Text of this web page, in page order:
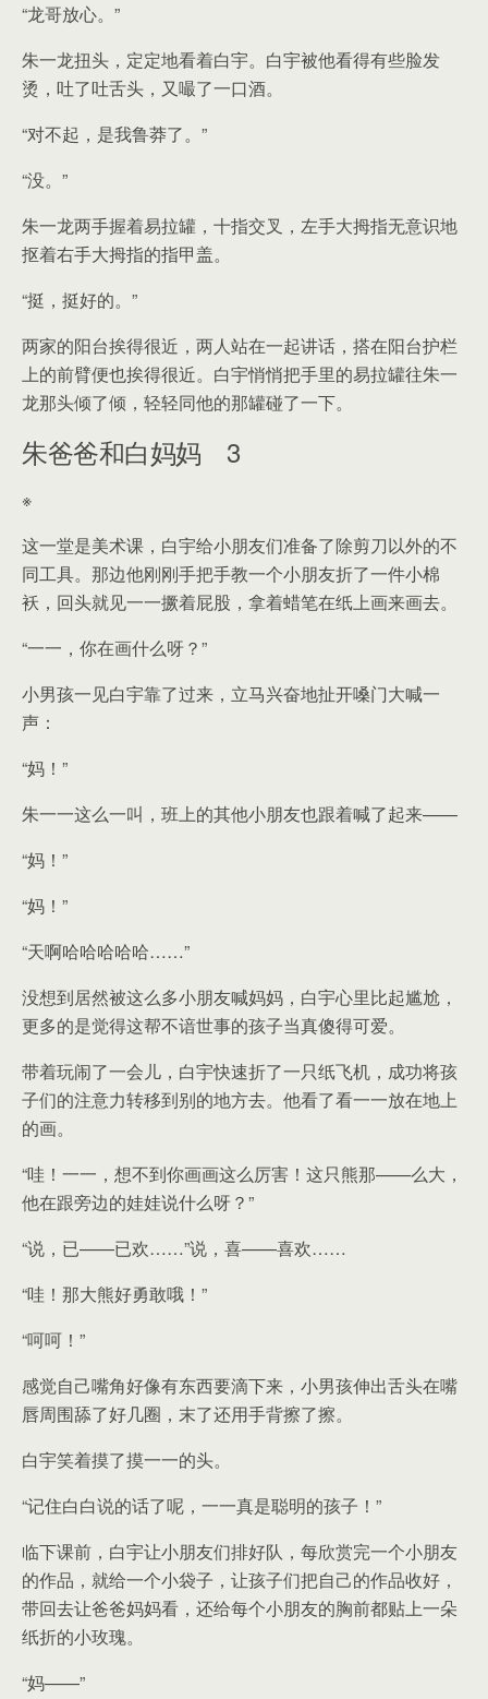
“龙哥放心。”
朱一龙扭头，定定地看着白宇。白宇被他看得有些脸发
烫，吐了吐舌头，又嘬了一口酒。
“对不起，是我鲁莽了。”
“没。”
朱一龙两手握着易拉罐，十指交叉，左手大拇指无意识地
抠着右手大拇指的指甲盖。
“挺，挺好的。”
两家的阳台挨得很近，两人站在一起讲话，搭在阳台护栏
上的前臂便也挨得很近。白宇悄悄把手里的易拉罐往朱一
龙那头倾了倾，轻轻同他的那罐碰了一下。
朱爸爸和白妈妈 3
※
这一堂是美术课，白宇给小朋友们准备了除剪刀以外的不
同工具。那边他刚刚手把手教一个小朋友折了一件小棉
袄，回头就见一一撅着屁股，拿着蜡笔在纸上画来画去。
“一一，你在画什么呀？”
小男孩一见白宇靠了过来，立马兴奋地扯开嗓门大喊一
声：
“妈！”
朱一一这么一叫，班上的其他小朋友也跟着喊了起来——
“妈！”
“妈！”
“天啊哈哈哈哈哈……”
没想到居然被这么多小朋友喊妈妈，白宇心里比起尴尬，
更多的是觉得这帮不谙世事的孩子当真傻得可爱。
带着玩闹了一会儿，白宇快速折了一只纸飞机，成功将孩
子们的注意力转移到别的地方去。他看了看一一放在地上
的画。
“哇！一一，想不到你画画这么厉害！这只熊那——么大，
他在跟旁边的娃娃说什么呀？”
“说，已——已欢……”说，喜——喜欢……
“哇！那大熊好勇敢哦！”
“呵呵！”
感觉自己嘴角好像有东西要滴下来，小男孩伸出舌头在嘴
唇周围舔了好几圈，末了还用手背擦了擦。
白宇笑着摸了摸一一的头。
“记住白白说的话了呢，一一真是聪明的孩子！”
临下课前，白宇让小朋友们排好队，每欣赏完一个小朋友
的作品，就给一个小袋子，让孩子们把自己的作品收好，
带回去让爸爸妈妈看，还给每个小朋友的胸前都贴上一朵
纸折的小玫瑰。
“妈——”